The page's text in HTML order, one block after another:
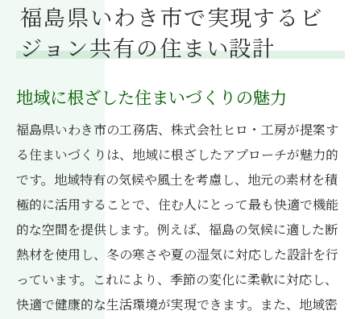
福島県いわき市で実現するビ
ジョン共有の住まい設計
地域に根ざした住まいづくりの魅力
福島県いわき市の工務店、株式会社ヒロ・工房が提案す
る住まいづくりは、地域に根ざしたアプローチが魅力的
です。地域特有の気候や風土を考慮し、地元の素材を積
極的に活用することで、住む人にとって最も快適で機能
的な空間を提供します。例えば、福島の気候に適した断
熱材を使用し、冬の寒さや夏の湿気に対応した設計を行
っています。これにより、季節の変化に柔軟に対応し、
快適で健康的な生活環境が実現できます。また、地域密